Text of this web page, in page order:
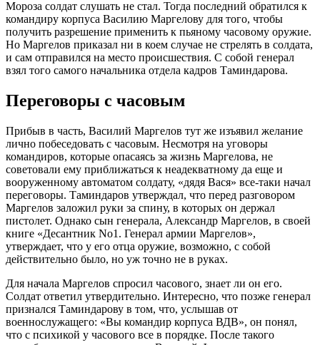
Мороза солдат слушать не стал. Тогда последний обратился к
командиру корпуса Василию Маргелову для того, чтобы
получить разрешение применить к пьяному часовому оружие.
Но Маргелов приказал ни в коем случае не стрелять в солдата,
и сам отправился на место происшествия. С собой генерал
взял того самого начальника отдела кадров Таминдарова.
Переговоры с часовым
Прибыв в часть, Василий Маргелов тут же изъявил желание
лично побеседовать с часовым. Несмотря на уговоры
командиров, которые опасаясь за жизнь Маргелова, не
советовали ему приближаться к неадекватному да еще и
вооруженному автоматом солдату, «дядя Вася» все-таки начал
переговоры. Таминдаров утверждал, что перед разговором
Маргелов заложил руки за спину, в которых он держал
пистолет. Однако сын генерала, Александр Маргелов, в своей
книге «Десантник No1. Генерал армии Маргелов»,
утверждает, что у его отца оружие, возможно, с собой
действительно было, но уж точно не в руках.
Для начала Маргелов спросил часового, знает ли он его.
Солдат ответил утвердительно. Интересно, что позже генерал
признался Таминдарову в том, что, услышав от
военнослужащего: «Вы командир корпуса ВДВ», он понял,
что с психикой у часового все в порядке. После такого